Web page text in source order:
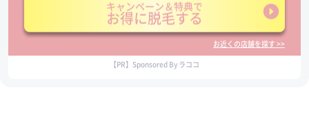
キャンペーン＆特典で
お得に脱毛する
お近くの店舗を探す >>
【PR】Sponsored By ラココ